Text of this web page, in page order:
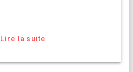
Lire la suite